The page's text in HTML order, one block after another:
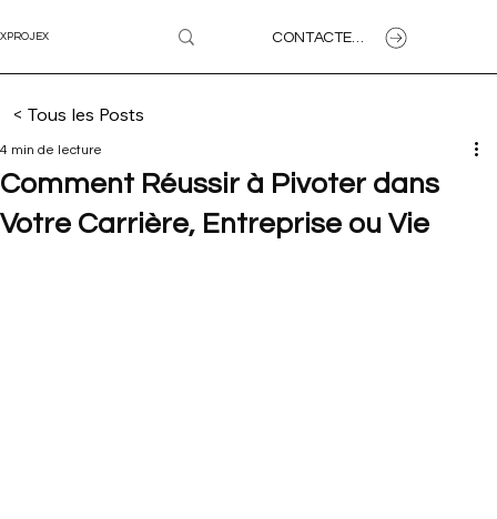
XPROJEX
< Tous les Posts
Comment Réussir à Pivoter dans
Votre Carrière, Entreprise ou Vie
4 min de lecture